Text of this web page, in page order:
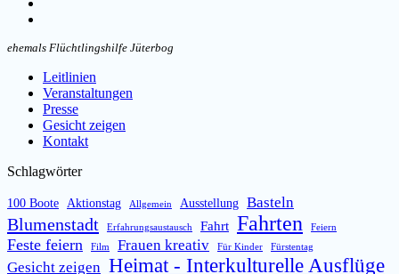
ehemals Flüchtlingshilfe Jüterbog
Leitlinien
Veranstaltungen
Presse
Gesicht zeigen
Kontakt
Schlagwörter
100 Boote Aktionstag Allgemein Ausstellung Basteln
Blumenstadt Erfahrungsaustausch Fahrt Fahrten Feiern
Feste feiern Film Frauen kreativ Für Kinder Fürstentag
Gesicht zeigen Heimat - Interkulturelle Ausflüge